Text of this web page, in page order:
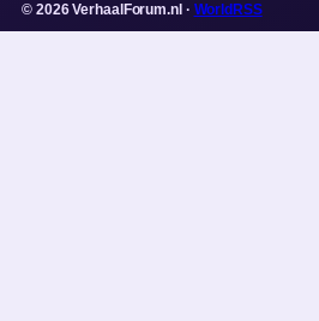
© 2026 VerhaalForum.nl · WorldRSS